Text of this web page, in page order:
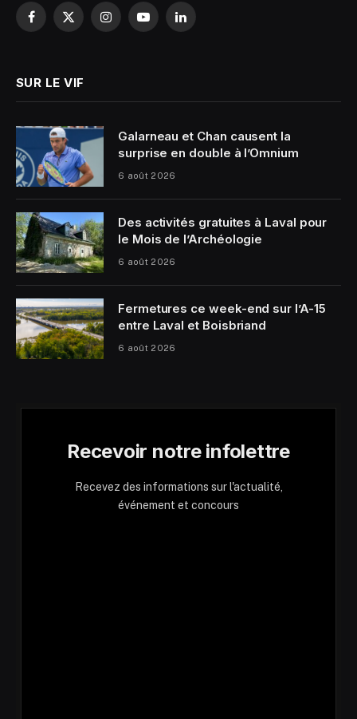
Facebook
X
InstagramYouTubeLinkedIn
SUR LE VIF
Galarneau et Chan causent la
surprise en double à l’Omnium
6 août 2026
Des activités gratuites à Laval pour
le Mois de l’Archéologie
6 août 2026
Fermetures ce week-end sur l’A-15
entre Laval et Boisbriand
6 août 2026
Recevoir notre infolettre
Recevez des informations sur l'actualité,
événement et concours